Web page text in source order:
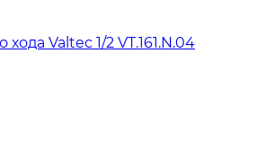
Valtec 1/2 VT.161.N.04